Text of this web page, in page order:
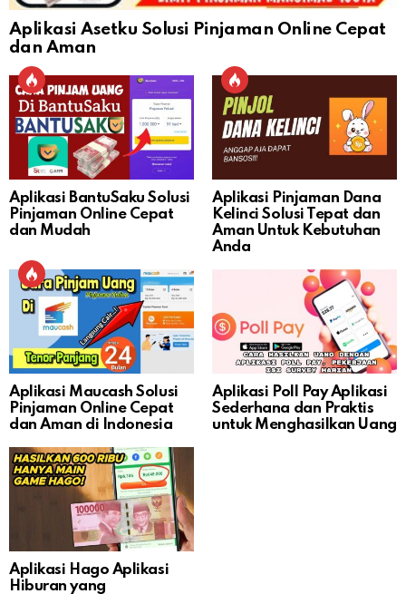
Aplikasi Asetku Solusi Pinjaman Online Cepat
dan Aman
Aplikasi BantuSaku Solusi
Pinjaman Online Cepat
dan Mudah
Aplikasi Pinjaman Dana
Kelinci Solusi Tepat dan
Aman Untuk Kebutuhan
Anda
Aplikasi Maucash Solusi
Pinjaman Online Cepat
dan Aman di Indonesia
Aplikasi Poll Pay Aplikasi
Sederhana dan Praktis
untuk Menghasilkan Uang
Aplikasi Hago Aplikasi
Hiburan yang